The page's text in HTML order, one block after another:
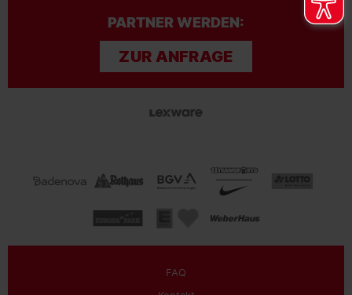
PARTNER WERDEN:
ZUR ANFRAGE
FAQ